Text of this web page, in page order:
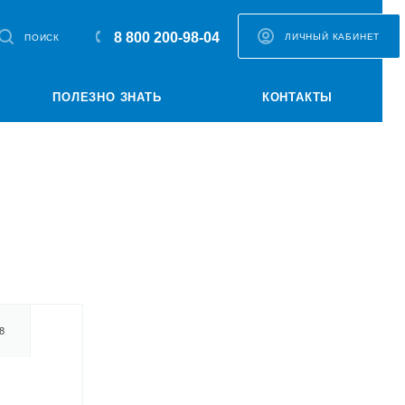
ЛИЧНЫЙ КАБИНЕТ
8 800 200-98-04
ПОИСК
ПОЛЕЗНО ЗНАТЬ КОНТАКТЫ